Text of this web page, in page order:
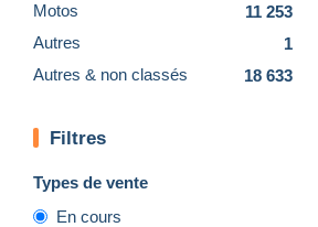
Motos
11 253
Autres
1
Autres & non classés
18 633
Filtres
Types de vente
En cours